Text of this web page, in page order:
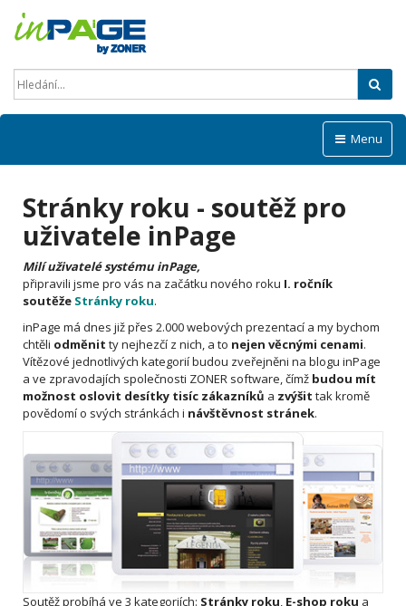
Menu
Stránky roku - soutěž pro
uživatele inPage
Milí uživatelé systému inPage,
připravili jsme pro vás na začátku nového roku I. ročník
soutěže Stránky roku.
inPage má dnes již přes 2.000 webových prezentací a my bychom
chtěli odměnit ty nejhezčí z nich, a to nejen věcnými cenami.
Vítězové jednotlivých kategorií budou zveřejněni na blogu inPage
a ve zpravodajích společnosti ZONER software, čímž budou mít
možnost oslovit desítky tisíc zákazníků a zvýšit tak kromě
povědomí o svých stránkách i návštěvnost stránek.
Soutěž probíhá ve 3 kategoriích: Stránky roku, E-shop roku a